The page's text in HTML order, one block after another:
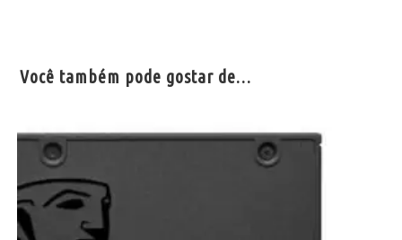
Você também pode gostar de…